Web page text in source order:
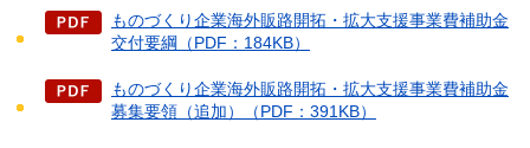
ものづくり企業海外販路開拓・拡大支援事業費補助金
交付要綱（PDF：184KB）
ものづくり企業海外販路開拓・拡大支援事業費補助金
募集要領（追加）（PDF：391KB）